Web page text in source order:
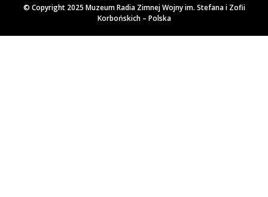
© Copyright 2025 Muzeum Radia Zimnej Wojny im. Stefana i Zofii
Korbońskich – Polska